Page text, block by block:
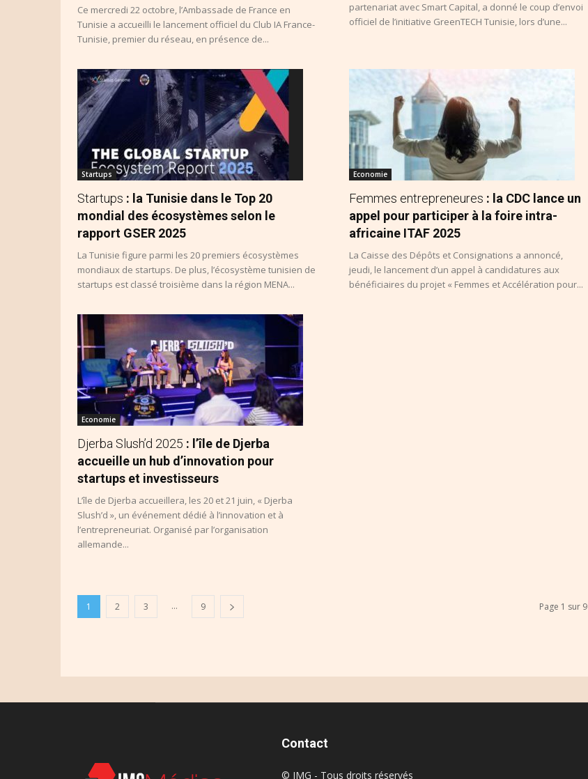
Ce mercredi 22 octobre, l’Ambassade de France en
Tunisie a accueilli le lancement officiel du Club IA France-
Tunisie, premier du réseau, en présence de...
partenariat avec Smart Capital, a donné le coup d’envoi
officiel de l’initiative GreenTECH Tunisie, lors d’une...
Startups
Startups : la Tunisie dans le Top 20
mondial des écosystèmes selon le
rapport GSER 2025
La Tunisie figure parmi les 20 premiers écosystèmes
mondiaux de startups. De plus, l’écosystème tunisien de
startups est classé troisième dans la région MENA...
Economie
Femmes entrepreneures : la CDC lance un
appel pour participer à la foire intra-
africaine ITAF 2025
La Caisse des Dépôts et Consignations a annoncé,
jeudi, le lancement d’un appel à candidatures aux
bénéficiaires du projet « Femmes et Accélération pour...
Economie
Djerba Slush’d 2025 : l’île de Djerba
accueille un hub d’innovation pour
startups et investisseurs
L’île de Djerba accueillera, les 20 et 21 juin, « Djerba
Slush’d », un événement dédié à l’innovation et à
l’entrepreneuriat. Organisé par l’organisation
allemande...
1 2 3 ... 9 Page 1 sur 9
Contact
© IMG - Tous droits réservés